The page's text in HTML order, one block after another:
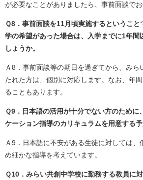
が必要なことがありましたら、事前面談でお
Ｑ8．事前面談を11月頃実施するということ
学の希望があった場合は、入学までに1年間
しょうか。
Ａ8．事前面談等の期日を過ぎてから、みら
たれた方は、個別に対応します。なお、年
ることもあります。
Ｑ9．日本語の活用が十分でない方のために
ケーション指導のカリキュラムを用意する予
Ａ9．日本語に不安がある生徒に対しては、
め細かな指導を考えています。
Ｑ10．みらい共創中学校に勤務する教員に